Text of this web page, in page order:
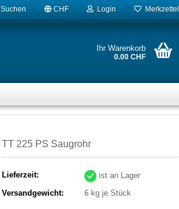
Suchen CHF Login Merkzettel
Ihr Warenkorb
0.00 CHF
TT 225 PS Saugrohr
Lieferzeit:
ist an Lager
Versandgewicht:
6 kg je Stück